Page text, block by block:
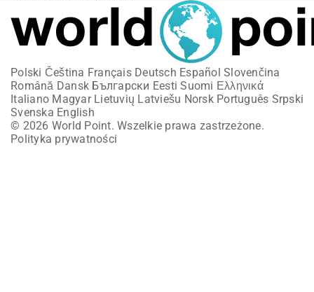
Polski Čeština Français Deutsch Español Slovenčina
Română Dansk Български Eesti Suomi Ελληνικά
Italiano Magyar Lietuvių Latviešu Norsk Português Srpski
Svenska English
© 2026 World Point. Wszelkie prawa zastrzeżone.
Polityka prywatności